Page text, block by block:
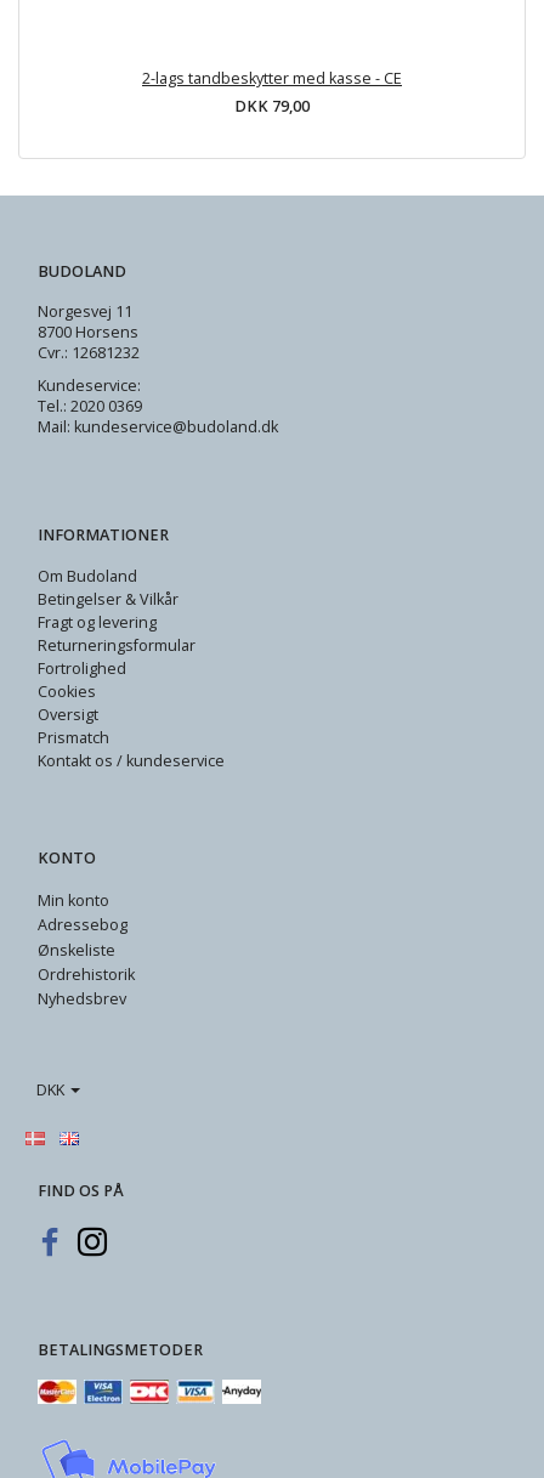
2-lags tandbeskytter med kasse - CE
DKK 79,00
BUDOLAND
Norgesvej 11
8700 Horsens
Cvr.: 12681232
Kundeservice:
Tel.: 2020 0369
Mail: kundeservice@budoland.dk
INFORMATIONER
Om Budoland
Betingelser & Vilkår
Fragt og levering
Returneringsformular
Fortrolighed
Cookies
Oversigt
Prismatch
Kontakt os / kundeservice
KONTO
Min konto
Adressebog
Ønskeliste
Ordrehistorik
Nyhedsbrev
DKK
FIND OS PÅ
BETALINGSMETODER